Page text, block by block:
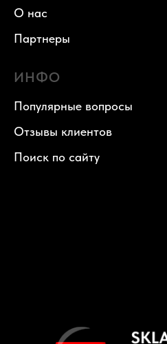
О нас
Партнеры
ИНФО
Популярные вопросы
Отзывы клиентов
Поиск по сайту